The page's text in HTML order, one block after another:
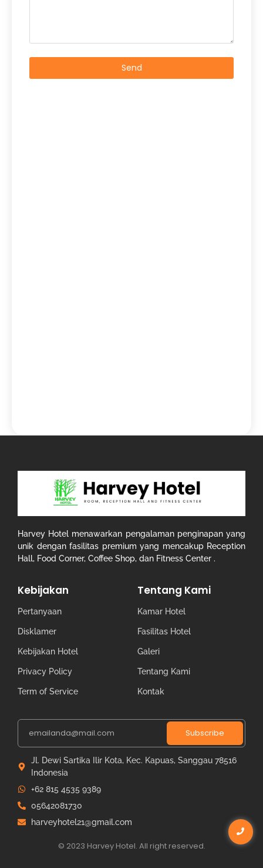
Send
Harvey Hotel menawarkan pengalaman penginapan yang
unik dengan fasilitas premium yang mencakup Reception
Hall, Food Corner, Coffee Shop, dan Fitness Center .
Kebijakan
Pertanyaan
Disklamer
Kebijakan Hotel
Privacy Policy
Term of Service
Tentang Kami
Kamar Hotel
Fasilitas Hotel
Galeri
Tentang Kami
Kontak
Subscribe
Jl. Dewi Sartika Ilir Kota, Kec. Kapuas, Sanggau 78516
Indonesia
+62 815 4535 9389
05642081730
harveyhotel21@gmail.com
© 2023 Harvey Hotel. All right reserved.